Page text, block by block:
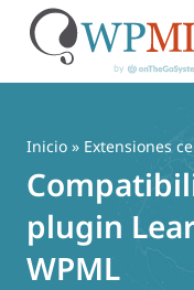
contenido
Inicio » Extensiones
plugin
WPML